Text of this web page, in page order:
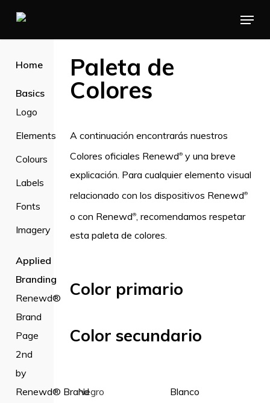
content
Menu
Home
Basics
Logo
Elements
Colours
Labels
Fonts
Imagery
Applied
Branding
Renewd®
Brand
Page
2nd
by
Renewd® Brand
Paleta de
Colores
A continuación encontrarás nuestros
Colores oficiales Renewd®y una breve
explicación. Para cualquier elemento visual
relacionado con los dispositivos Renewd®
o con Renewd®, recomendamos respetar
esta paleta de colores.
Color primario
Color secundario
Negro Blanco